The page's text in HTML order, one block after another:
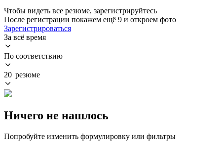
Чтобы видеть все резюме, зарегистрируйтесь
После регистрации покажем ещё 9 и откроем фото
Зарегистрироваться
За всё время
По соответствию
20 резюме
Ничего не нашлось
Попробуйте изменить формулировку или фильтры